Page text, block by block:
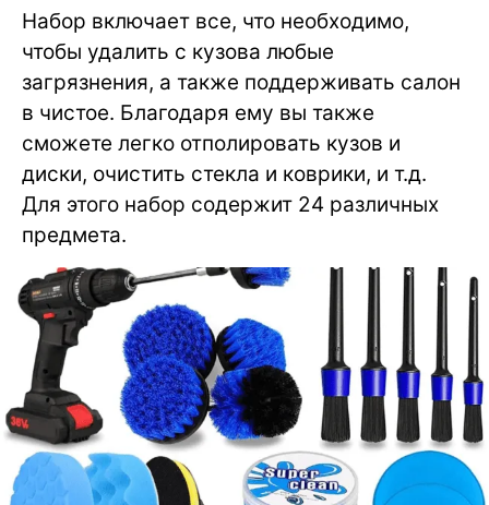
Набор включает все, что необходимо,
чтобы удалить с кузова любые
загрязнения, а также поддерживать салон
в чистое. Благодаря ему вы также
сможете легко отполировать кузов и
диски, очистить стекла и коврики, и т.д.
Для этого набор содержит 24 различных
предмета.